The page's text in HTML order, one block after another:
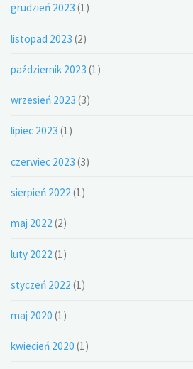
grudzień 2023 (1)
listopad 2023 (2)
październik 2023 (1)
wrzesień 2023 (3)
lipiec 2023 (1)
czerwiec 2023 (3)
sierpień 2022 (1)
maj 2022 (2)
luty 2022 (1)
styczeń 2022 (1)
maj 2020 (1)
kwiecień 2020 (1)